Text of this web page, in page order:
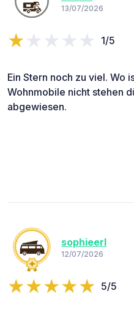
13/07/2026
1/5
Ein Stern noch zu viel. Wo
Wohnmobile nicht stehen
abgewiesen.
sophieerl
12/07/2026
5/5